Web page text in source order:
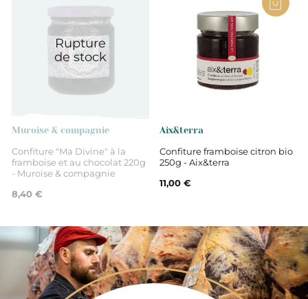
Rupture
de stock
Muroise & compagnie
Confiture "Ma Divine" à la
framboise et au chocolat 220g
- Muroise & compagnie
8,40 €
Aix&terra
Confiture framboise citron bio
250g - Aix&terra
11,00 €